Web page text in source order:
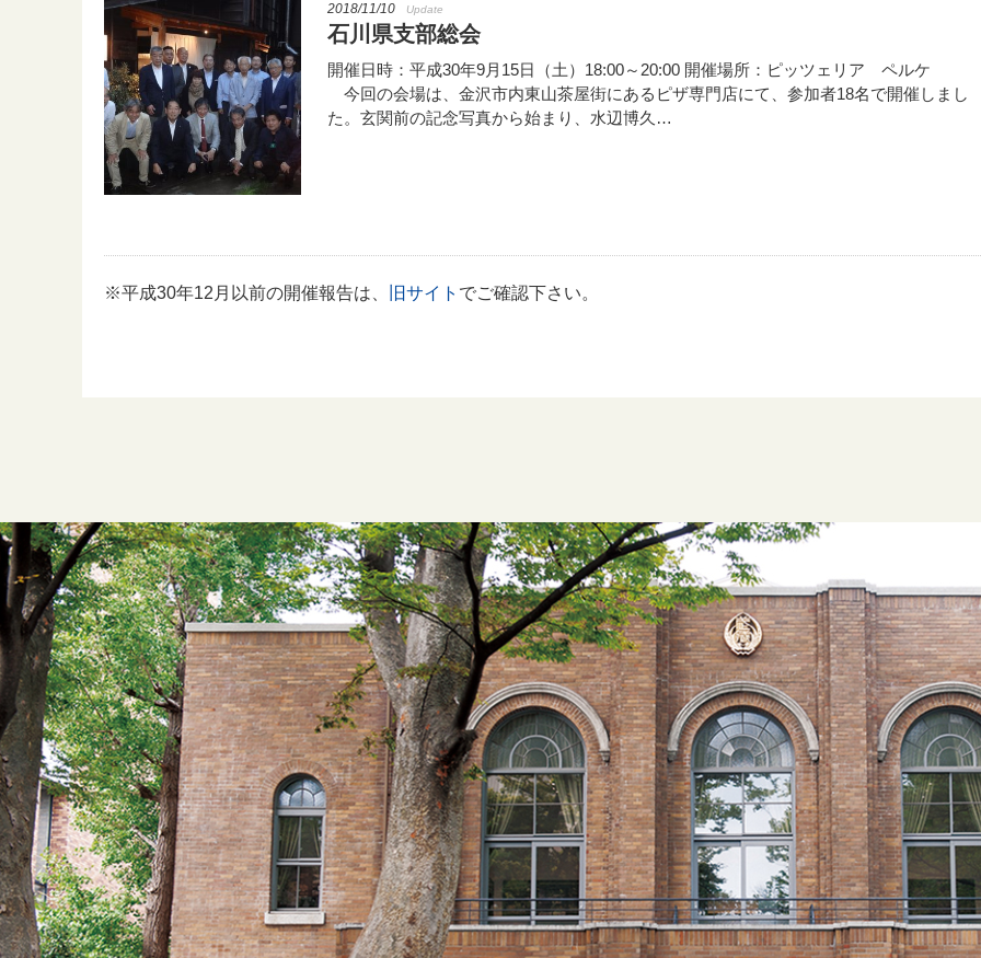
2018/11/10 Update
石川県支部総会
開催日時：平成30年9月15日（土）18:00～20:00 開催場所：ピッツェリア ペルケ
今回の会場は、金沢市内東山茶屋街にあるピザ専門店にて、参加者18名で開催しまし
た。玄関前の記念写真から始まり、水辺博久…
※平成30年12月以前の開催報告は、 旧サイト でご確認下さい。